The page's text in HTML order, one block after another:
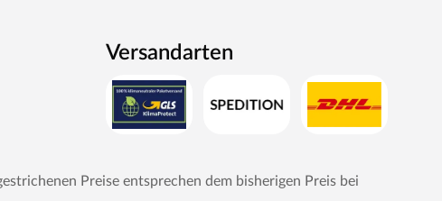
Versandarten
Preise entsprechen dem bisherigen Preis bei